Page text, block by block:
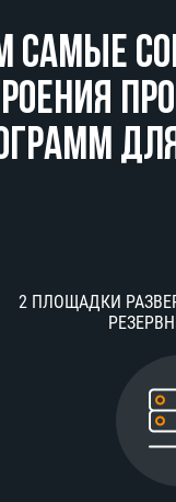
самые
2 ПЛОЩАДКИ